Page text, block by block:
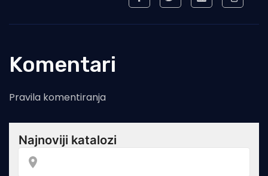
Komentari
Pravila komentiranja